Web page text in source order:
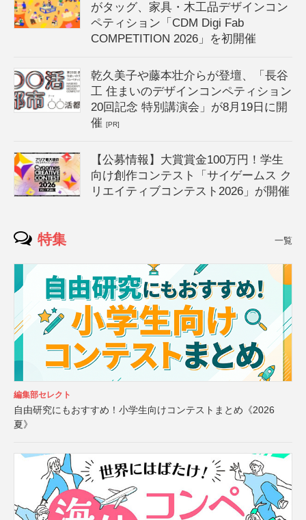
がタッグ、家具・木工品デザインコン
ペティション「CDM Digi Fab
COMPETITION 2026」を初開催
乾久美子や藤本壮介らが登壇、「長谷
工 住まいのデザインコンペティション
20回記念 特別講演会」が8月19日に開
催[PR]
【公募情報】大賞賞金100万円！学生
向け創作コンテスト「サイゲームス ク
リエイティブコンテスト2026」が開催
特集 一覧
編集部セレクト
自由研究にもおすすめ！小学生向けコンテストまとめ《2026
夏》